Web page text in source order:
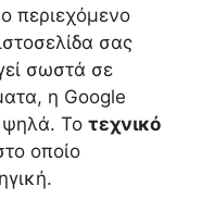
περιεχόμενο
σας
σωστά σε
η Google
ψηλά. Το τεχνικό
οποίο